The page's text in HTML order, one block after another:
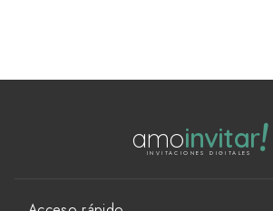
amoinvitar!
INVITACIONES DIGITALES